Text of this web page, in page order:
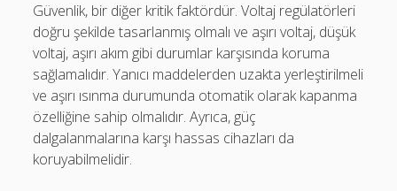
Güvenlik, bir diğer kritik faktördür. Voltaj regülatörleri
doğru şekilde tasarlanmış olmalı ve aşırı voltaj, düşük
voltaj, aşırı akım gibi durumlar karşısında koruma
sağlamalıdır. Yanıcı maddelerden uzakta yerleştirilmeli
ve aşırı ısınma durumunda otomatik olarak kapanma
özelliğine sahip olmalıdır. Ayrıca, güç
dalgalanmalarına karşı hassas cihazları da
koruyabilmelidir.